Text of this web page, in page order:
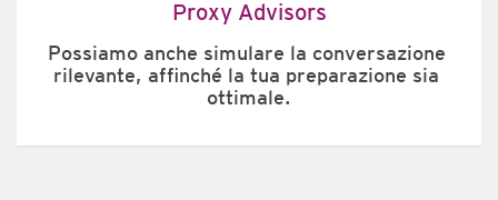
Proxy Advisors
Possiamo anche simulare la conversazione
rilevante, affinché la tua preparazione sia
ottimale.